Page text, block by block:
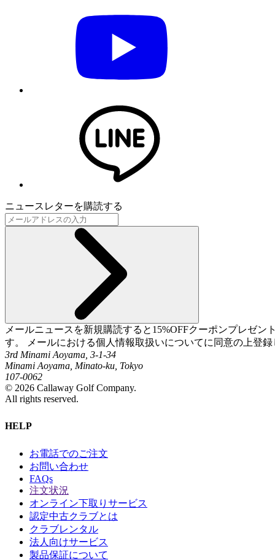
ニュースレターを購読する
メールニュースを新規購読すると15%OFFクーポンプレゼ
す。 メールにおける個人情報取扱いについてに同意の上登
3rd Minami Aoyama, 3-1-34
Minami Aoyama, Minato-ku, Tokyo
107-0062
© 2026 Callaway Golf Company.
All rights reserved.
HELP
お電話でのご注文
お問い合わせ
FAQs
注文状況
オンライン下取りサービス
認定中古クラブとは
クラブレンタル
法人向けサービス
製品保証について